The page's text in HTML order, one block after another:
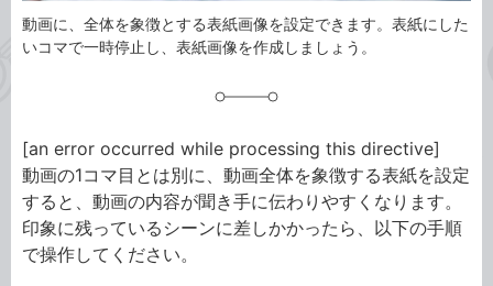
動画に、全体を象徴とする表紙画像を設定できます。表紙にした
いコマで一時停止し、表紙画像を作成しましょう。
[an error occurred while processing this directive]
動画の1コマ目とは別に、動画全体を象徴する表紙を設定
すると、動画の内容が聞き手に伝わりやすくなります。
印象に残っているシーンに差しかかったら、以下の手順
で操作してください。